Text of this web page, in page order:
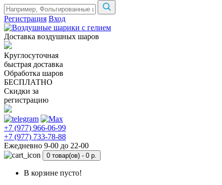
Регистрация Вход
Доставка воздушных шаров
Круглосуточная
быстрая доставка
Обработка шаров
БЕСПЛАТНО
Скидки за
регистрацию
+7 (977) 966-06-99
+7 (977) 733-78-88
Ежедневно 9-00 до 22-00
0 товар(ов) - 0 р.
В корзине пусто!